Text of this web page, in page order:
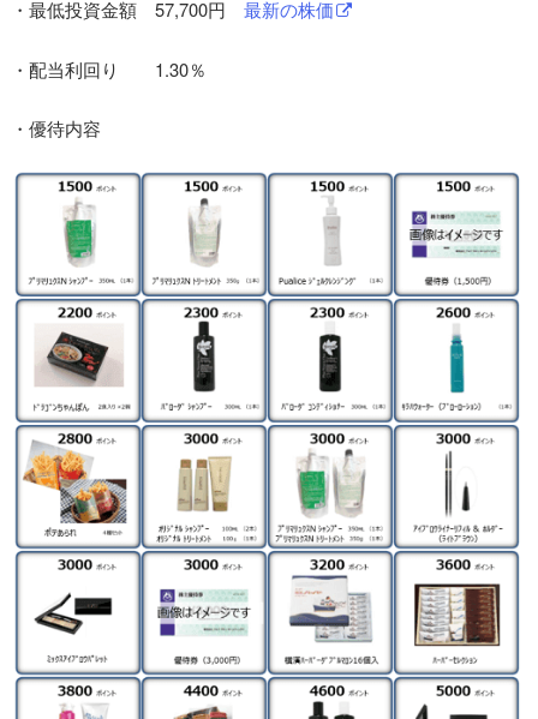
・最低投資金額 57,700円 最新の株価
・配当利回り 1.30％
・優待内容